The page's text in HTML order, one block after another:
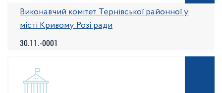
30.11.-0001
Виконавчий комітет Тернівської районної у
місті Кривому Розі ради